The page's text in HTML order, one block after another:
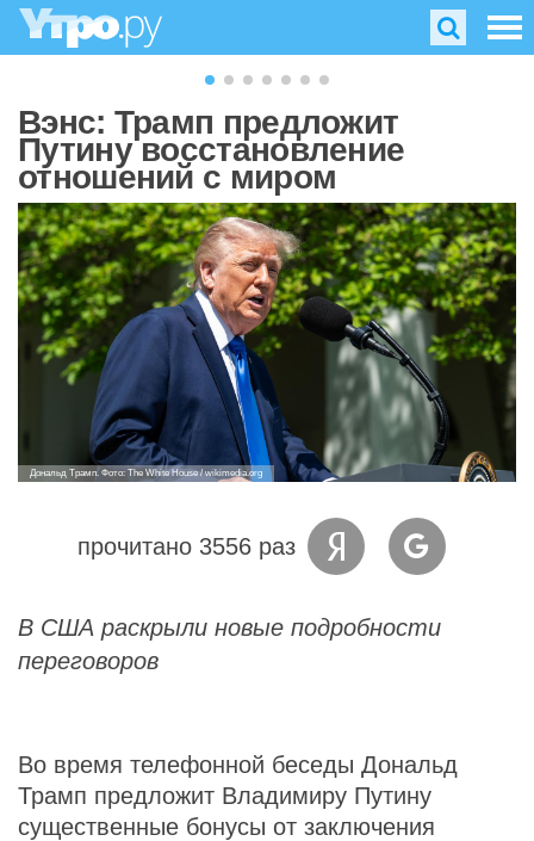
Вэнс: Трамп предложит
Путину восстановление
отношений с миром
Дональд Трамп. Фото: The White House / wikimedia.org
прочитано 3556 раз
В США раскрыли новые подробности
переговоров
Во время телефонной беседы Дональд
Трамп предложит Владимиру Путину
существенные бонусы от заключения